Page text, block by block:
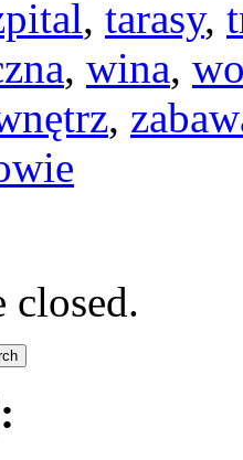
, tarasy,
, wina,
,
closed.